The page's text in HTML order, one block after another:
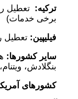
ترکیه: تعطیل
برخی خدمات)
فیلیپین: تعطیل
سایر کشورها:
بنگلادش،
کشورهای